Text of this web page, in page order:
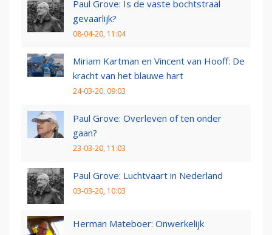
Paul Grove: Is de vaste bochtstraal
gevaarlijk?
08-04-20, 11:04
Miriam Kartman en Vincent van Hooff: De
kracht van het blauwe hart
24-03-20, 09:03
Paul Grove: Overleven of ten onder
gaan?
23-03-20, 11:03
Paul Grove: Luchtvaart in Nederland
03-03-20, 10:03
Herman Mateboer: Onwerkelijk